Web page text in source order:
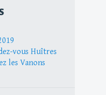
vous Huîtres
les Vanons